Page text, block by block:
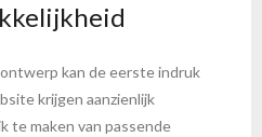
kan de eerste indruk
krijgen aanzienlijk
te maken van passende